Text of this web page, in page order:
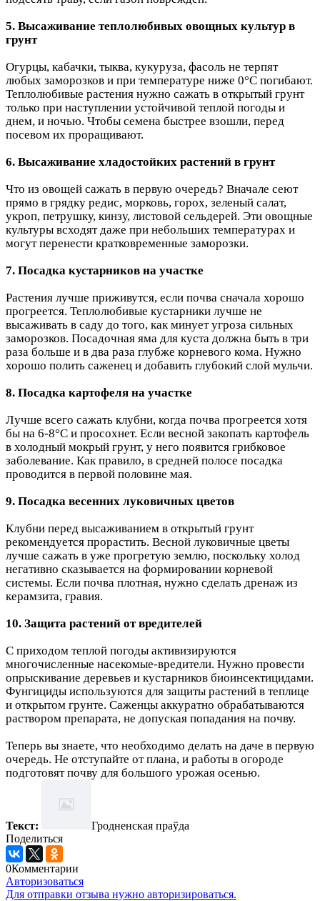
5. Высаживание теплолюбивых овощных культур в
грунт
Огурцы, кабачки, тыква, кукуруза, фасоль не терпят
любых заморозков и при температуре ниже 0°C погибают.
Теплолюбивые растения нужно сажать в открытый грунт
только при наступлении устойчивой теплой погоды и
днем, и ночью. Чтобы семена быстрее взошли, перед
посевом их проращивают.
6. Высаживание хладостойких растений в грунт
Что из овощей сажать в первую очередь? Вначале сеют
прямо в грядку редис, морковь, горох, зеленый салат,
укроп, петрушку, кинзу, листовой сельдерей. Эти овощные
культуры всходят даже при небольших температурах и
могут перенести кратковременные заморозки.
7. Посадка кустарников на участке
Растения лучше приживутся, если почва сначала хорошо
прогреется. Теплолюбивые кустарники лучше не
высаживать в саду до того, как минует угроза сильных
заморозков. Посадочная яма для куста должна быть в три
раза больше и в два раза глубже корневого кома. Нужно
хорошо полить саженец и добавить глубокий слой мульчи.
8. Посадка картофеля на участке
Лучше всего сажать клубни, когда почва прогреется хотя
бы на 6-8°C и просохнет. Если весной закопать картофель
в холодный мокрый грунт, у него появится грибковое
заболевание. Как правило, в средней полосе посадка
проводится в первой половине мая.
9. Посадка весенних луковичных цветов
Клубни перед высаживанием в открытый грунт
рекомендуется прорастить. Весной луковичные цветы
лучше сажать в уже прогретую землю, поскольку холод
негативно сказывается на формировании корневой
системы. Если почва плотная, нужно сделать дренаж из
керамзита, гравия.
10. Защита растений от вредителей
С приходом теплой погоды активизируются
многочисленные насекомые-вредители. Нужно провести
опрыскивание деревьев и кустарников биоинсектицидами.
Фунгициды используются для защиты растений в теплице
и открытом грунте. Саженцы аккуратно обрабатываются
раствором препарата, не допуская попадания на почву.
Теперь вы знаете, что необходимо делать на даче в первую
очередь. Не отступайте от плана, и работы в огороде
подготовят почву для большого урожая осенью.
Текст:
Гродненская праўда
Поделиться
0Комментарии
Авторизоваться
Для отправки отзыва нужно авторизироваться.